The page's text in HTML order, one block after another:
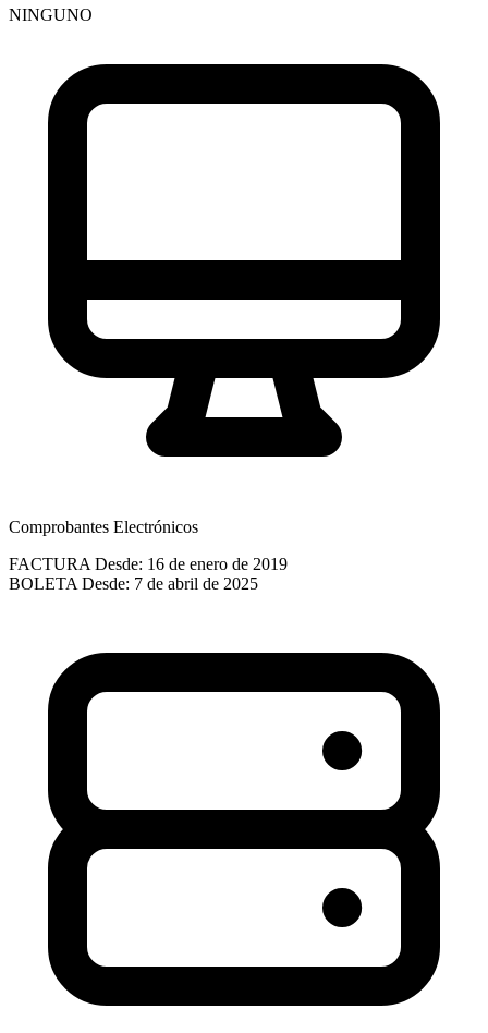
NINGUNO
Comprobantes Electrónicos
FACTURA Desde: 16 de enero de 2019
BOLETA Desde: 7 de abril de 2025